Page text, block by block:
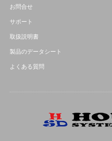
お問合せ
サポート
取扱説明書
製品のデータシート
よくある質問